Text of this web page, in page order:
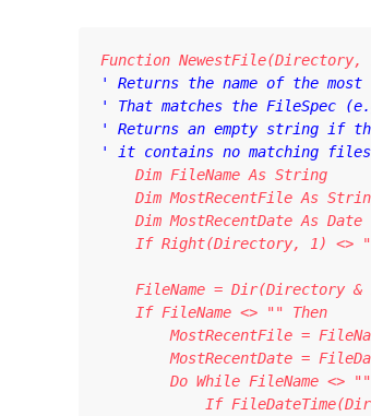
' Returns the name of the
' That matches the FileSpec
' Returns an empty string if
    Dim FileName As String
Dim MostRecentFile As
    Dim MostRecentDate As Date
If Right(Directory, 1) <>
FileName = Dir(Directory &
    If FileName <> "" Then
MostRecentFile =
MostRecentDate =
        Do While FileName <> ""
If